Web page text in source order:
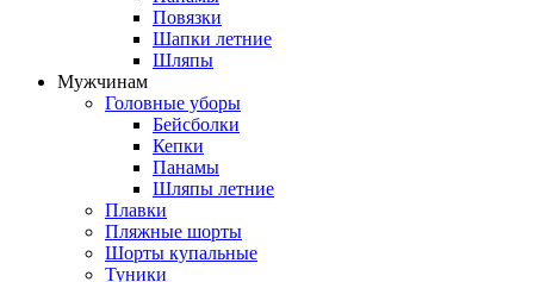
Повязки
Шапки летние
Шляпы
Мужчинам
Головные уборы
Бейсболки
Кепки
Панамы
Шляпы летние
Плавки
Пляжные шорты
Шорты купальные
Туники